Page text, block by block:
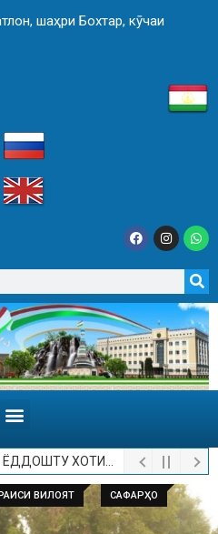
шаҳри Бохтар, кӯчаи
БАРДОШТУ ТААССУРОТ АЗ ЁДДОШТУ ХОТИРОТ.
ВИЛОЯТ САФАРҲО